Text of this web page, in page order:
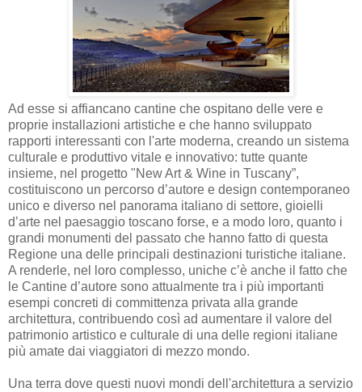
Ad esse si affiancano cantine che ospitano delle vere e
proprie installazioni artistiche e che hanno sviluppato
rapporti interessanti con l'arte moderna, creando un sistema
culturale e produttivo vitale e innovativo: tutte quante
insieme, nel progetto "New Art & Wine in Tuscany”,
costituiscono un percorso d’autore e design contemporaneo
unico e diverso nel panorama italiano di settore, gioielli
d’arte nel paesaggio toscano forse, e a modo loro, quanto i
grandi monumenti del passato che hanno fatto di questa
Regione una delle principali destinazioni turistiche italiane.
A renderle, nel loro complesso, uniche c’è anche il fatto che
le Cantine d’autore sono attualmente tra i più importanti
esempi concreti di committenza privata alla grande
architettura, contribuendo così ad aumentare il valore del
patrimonio artistico e culturale di una delle regioni italiane
più amate dai viaggiatori di mezzo mondo.
Una terra dove questi nuovi mondi dell'architettura a servizio